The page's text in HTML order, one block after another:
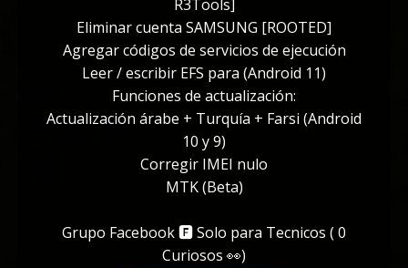
R3Tools]
Eliminar cuenta SAMSUNG [ROOTED]
Agregar códigos de servicios de ejecución
Leer / escribir EFS para (Android 11)
Funciones de actualización:
Actualización árabe + Turquía + Farsi (Android
10 y 9)
Corregir IMEI nulo
MTK (Beta)
Grupo Facebook 🅵 Solo para Tecnicos ( 0
Curiosos 👀)